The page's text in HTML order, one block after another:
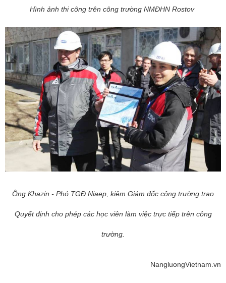
Hình ảnh thi công trên công trường NMĐHN Rostov
Ông Khazin - Phó TGĐ Niaep, kiêm Giám đốc công trường trao
Quyết định cho phép các học viên làm việc trực tiếp trên công
trường.
NangluongVietnam.vn